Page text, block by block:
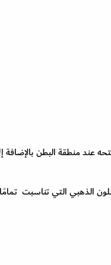
عند منطقة البطن بالإضافة
الذهبي التي تناسبت